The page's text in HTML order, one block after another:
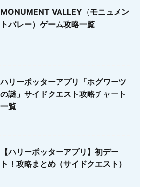
MONUMENT VALLEY（モニュメン
トバレー）ゲーム攻略一覧
ハリーポッターアプリ「ホグワーツ
の謎」サイドクエスト攻略チャート
一覧
【ハリーポッターアプリ】初デー
ト！攻略まとめ（サイドクエスト）